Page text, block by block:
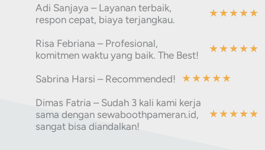
Adi Sanjaya – Layanan terbaik,
respon cepat, biaya terjangkau.
★★★★★
Risa Febriana – Profesional,
komitmen waktu yang baik. The Best!
★★★★★
Sabrina Harsi – Recommended! ★★★★★
Dimas Fatria – Sudah 3 kali kami kerja
sama dengan sewaboothpameran.id,
sangat bisa diandalkan!
★★★★★